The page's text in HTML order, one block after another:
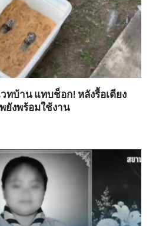
ทบ้าน แทบช็อก! หลังรื้อเตียง
พยังพร้อมใช้งาน